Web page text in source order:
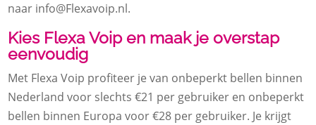
naar info@Flexavoip.nl.
Kies Flexa Voip en maak je overstap
eenvoudig
Met Flexa Voip profiteer je van onbeperkt bellen binnen
Nederland voor slechts €21 per gebruiker en onbeperkt
bellen binnen Europa voor €28 per gebruiker. Je krijgt